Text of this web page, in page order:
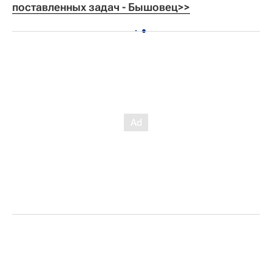
поставленных задач - Бышовец>>